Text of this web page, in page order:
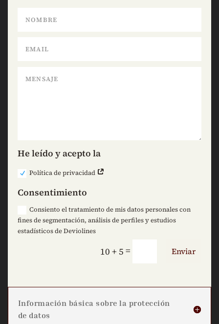
He leído y acepto la
Política de privacidad
Consentimiento
Consiento el tratamiento de mis datos personales con
fines de segmentación, análisis de perfiles y estudios
estadísticos de Deviolines
10 + 5 = Enviar
Información básica sobre la protección
de datos